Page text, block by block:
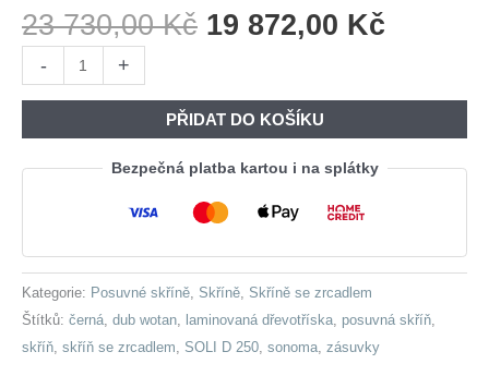
23 730,00Kč Původní
23
730,00 Kč.
19 872,00 Kč
872,00
-
se
a
zásuvkami
sonoma
/
dub
wotan
+
PŘIDAT DO KOŠÍKU
Bezpečná platba kartou i na splátky
Kategorie: Posuvné skříně, Skříně, Skříně se zrcadlem
Štítků: černá, dub wotan, laminovaná dřevotříska, posuvná skříň,
skříň, skříň se zrcadlem, SOLI D 250, sonoma, zásuvky